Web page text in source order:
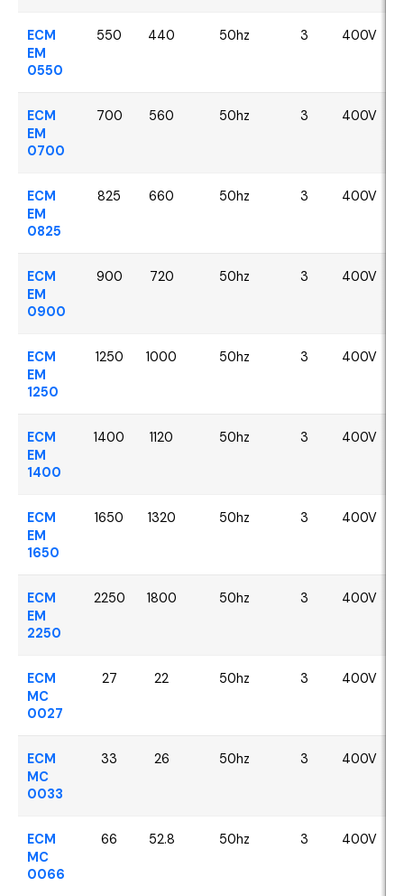
ECM
EM
0550
550 440 50hz 3 400V
ECM
EM
0700
700 560 50hz 3 400V
ECM
EM
0825
825 660 50hz 3 400V
ECM
EM
0900
900 720 50hz 3 400V
ECM
EM
1250
1250 1000 50hz 3 400V
ECM
EM
1400
1400 1120 50hz 3 400V
ECM
EM
1650
1650 1320 50hz 3 400V
ECM
EM
2250
2250 1800 50hz 3 400V
ECM
MC
0027
27 22 50hz 3 400V
ECM
MC
0033
33 26 50hz 3 400V
ECM
MC
0066
66 52.8 50hz 3 400V